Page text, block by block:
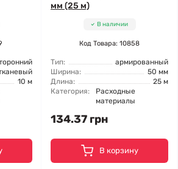
10 м
мм (25 м)
В наличии
Код Товара: 10858
Тип:
армированный
Ширина:
50 мм
Длина:
25 м
Категория:
Расходные
материалы
134.37 грн
В корзину